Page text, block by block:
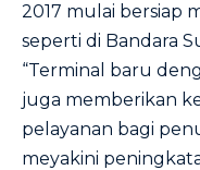
2017 mulai bersiap
seperti di Bandara
“Terminal baru
juga memberikan
pelayanan bagi
meyakini